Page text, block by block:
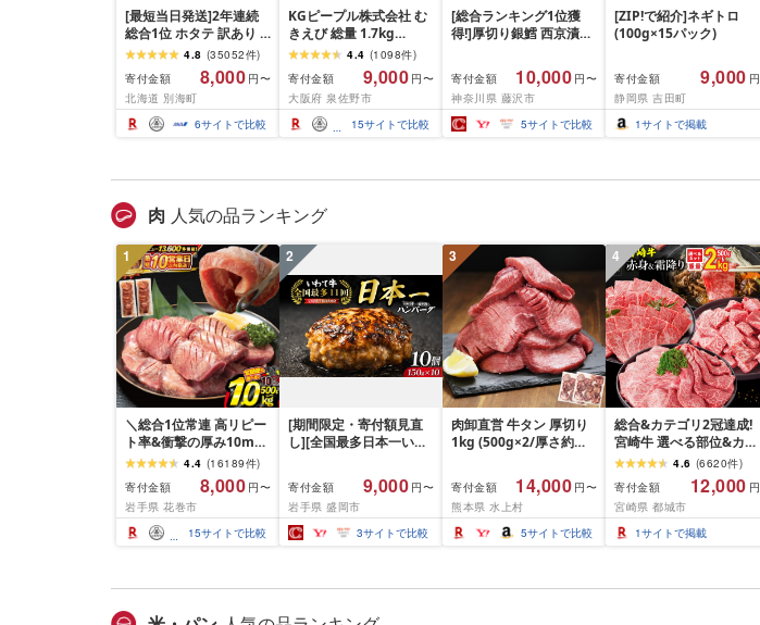
[最短当日発送]2年連続
総合1位 ホタテ 訳あり (
ふるさと納税 ほたて ふ
るさと納税 訳あり 帆立
ふるさと わけあり ホタ
テ貝柱 貝 人気 不揃い 刺
身 規格外 魚介 ランキン
グ 海鮮 冷凍 発送時期が
4.8 (35052件)
寄付金額
8,000 円〜
北海道 別海町
6サイトで比較
KGピープル株式会社 む
きえび 総量 1.7kg
(850g×2P) 特大 5Lサイ
ズ バナメイエビ バラ凍
結 下処理不要 サイズ不
揃い 訳あり
4.4 (1098件)
寄付金額
9,000 円〜
大阪府 泉佐野市
15サイトで比較
[総合ランキング1位獲
得!]厚切り銀鱈 西京漬け
約 1,000g (約 100g × 10
切) 西京味噌 西京みそ 味
噌漬け みそ 味噌 鮮魚 魚
介 銀だら 銀ダラ ギンダ
ラ ぎんだら 鱈 タラ 魚
10000円 魚喜 神奈川 湘
南 藤沢
寄付金額 10,000 円〜
神奈川県 藤沢市
5サイトで比較
[ZIP!で紹介]ネギトロ
(100g×15パック)
寄付金額 9,000 円
静岡県 吉田町
1サイトで掲載
肉 人気の品ランキング
1
＼総合1位常連 高リピー
ト率&衝撃の厚み10mm
厚切り牛タン 塩味/ ≪ス
ピード発送!!10営業日以
内発送≫ 選べる内容量
500g / 1kg 定期便 毎月
届く 牛肉 肉 BBQ ふるさ
と 人気 ランキング 岩手
4.4 (16189件)
寄付金額
8,000 円〜
岩手県 花巻市
15サイトで比較
2
[期間限定・寄付額見直
し][全国最多日本一いわ
1.5kg(150g×10個) いわ
て牛 × 岩中豚 ハンバー
グ 合挽き 合い挽き 黒毛
和牛 人気 冷凍 個包装 小
分け 冷凍 牛肉 豚肉 和牛
キング 1位 1万円以下 岩
寄付金額 9,000 円〜
岩手県 盛岡市
3サイトで比較
3
肉卸直営 牛タン 厚切り
1kg (500g×2/厚さ約
牛肉 焼肉 冷凍 スライス
業務用 バーベキュー
BBQ おつまみ ギフト お
祝い お中元 夏ギフト
寄付金額 14,000 円〜
熊本県 水上村
5サイトで比較
4
総合&カテゴリ2冠達成!
宮崎牛 選べる部位&カッ
ト (赤身&霜降り)or(赤身
のみ) 500g 1kg 2kg[発
送時期が選べる] 牛肉 焼
肉 すき焼き しゃぶしゃ
ぶ ステーキ ギフト お中
4.6 (6620件)
寄付金額
12,000 円
宮崎県 都城市
1サイトで掲載